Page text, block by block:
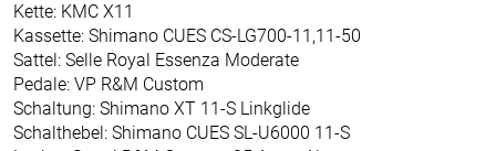
Kette: KMC X11
Kassette: Shimano CUES CS-LG700-11,11-50
Sattel: Selle Royal Essenza Moderate
Pedale: VP R&M Custom
Schaltung: Shimano XT 11-S Linkglide
Schalthebel: Shimano CUES SL-U6000 11-S